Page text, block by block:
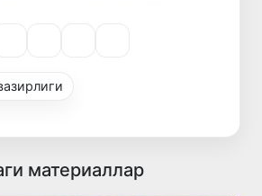
материаллар